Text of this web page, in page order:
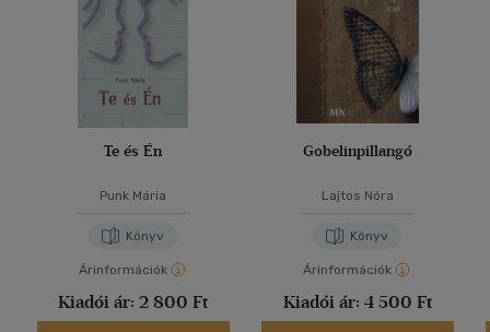
Te és Én
Punk Mária
Könyv
Árinformációk
Kiadói ár: 2 800 Ft
Gobelinpillangó
Lajtos Nóra
Könyv
Árinformációk
Kiadói ár: 4 500 Ft